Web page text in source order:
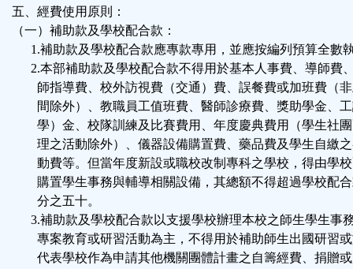
五、經費使用原則：
（一）補助款及學校配合款：
1.補助款及學校配合款應專款專用，並應按編列預算全數
2.本部補助款及學校配合款不得用於基本人事費、導師費
師指導費、校外訪視費（交通）費、誤餐費或加班費（
間除外）、教職員工值班費、醫師診療費、獎助學金、
學）金、校隊訓練及比賽費用、年度慶典費用（學生社
理之活動除外）、儀器設備購置費、藥品費及學生自繳
動費等。但當年度新設或職校改制專科之學校，得由學
購置學生事務與輔導相關設備，其總額不得超過學校配
分之五十。
3.補助款及學校配合款以支援學校辦理本校之師生學生事
專案教育或研習活動為主，不得用於補助師生出國研習
代表學校作為申請其他機關團體計畫之自籌經費、捐贈